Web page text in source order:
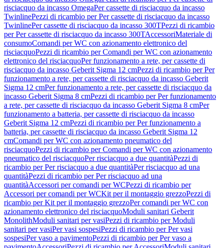
risciacquo da incasso OmegaPer cassette di risciacquo da incasso
TwinlinePezzi di ricambio per Per cassette di risciacquo da incasso
TwinlinePer cassette di risciacquo da incasso 300TPezzi di ricambio
per Per cassette di risciacquo da incasso 300TAccessoriMateriale di
consumoComandi per WC con azionamento elettronico del
risciacquoPezzi di ricambio per Comandi per WC con azionamento
elettronico del risciacquoPer funzionamento a rete, per cassette di
risciacquo da incasso Geberit Sigma 12 cmPezzi di ricambio per Per
funzionamento a rete, per cassette di risciacquo da incasso Geberit
Sigma 12 cmPer funzionamento a rete, per cassette di risciacquo da
incasso Geberit Sigma 8 cmPezzi di ricambio per Per funzionamento
a rete, per cassette di risciacquo da incasso Geberit Sigma 8 cmPer
funzionamento a batteria, per cassette di risciacquo da incasso
Geberit Sigma 12 cmPezzi di ricambio per Per funzionamento a
batteria, per cassette di risciacquo da incasso Geberit Sigma 12
cmComandi per WC con azionamento pneumatico del
risciacquoPezzi di ricambio per Comandi per WC con azionamento
pneumatico del risciacquoPer risciacquo a due quantitàPezzi di
ricambio per Per risciacquo a due quantitàPer risciacquo ad una
quantitàPezzi di ricambio per Per risciacquo ad una
quantitàAccessori per comandi per WCPezzi di ricambio per
Accessori per comandi per WCKit per il montaggio grezzoPezzi di
ricambio per Kit per il montaggio grezzoPer comandi per WC con
azionamento elettronico del risciacquoModuli sanitari Geberit
MonolithModuli sanitari per vasiPezzi di ricambio per Moduli
sanitari per vasiPer vasi sospesiPezzi di ricambio per Per vasi
sospesiPer vaso a pavimentoPezzi di ricambio per Per vaso a